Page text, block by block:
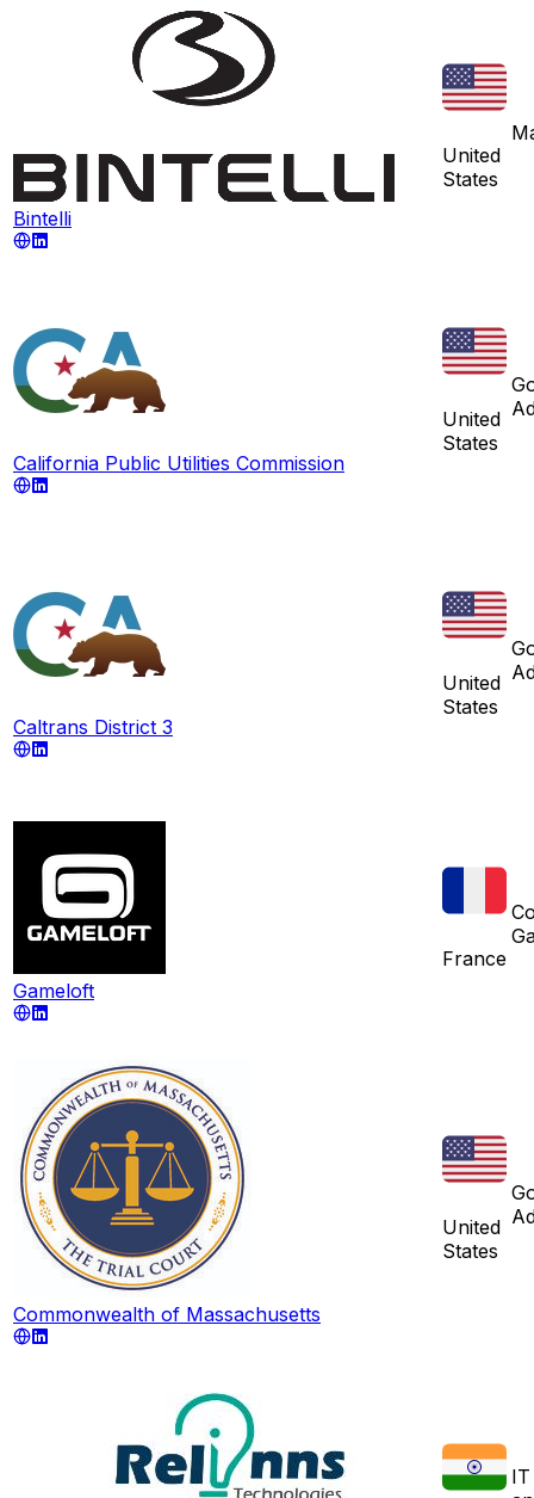
Bintelli
United
States
California Public Utilities Commission
United
States
Caltrans District 3
United
States
Gameloft
France
Commonwealth of Massachusetts
United
States